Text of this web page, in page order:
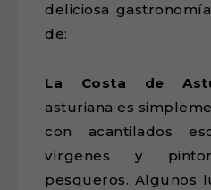
deliciosa
de:
La Costa de
asturiana es
con acantilados
vírgenes y
pesqueros. Algunos